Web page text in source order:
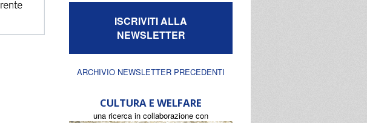
ISCRIVITI ALLA
NEWSLETTER
ARCHIVIO NEWSLETTER PRECEDENTI
CULTURA E WELFARE
una ricerca in collaborazione con